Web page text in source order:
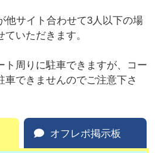
他サイト合わせて3人以下の場
いただきます。
ト周りに駐車できますが、コー
車できませんのでご注意下さ
オフレポ掲示板